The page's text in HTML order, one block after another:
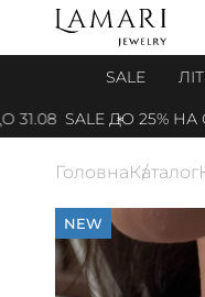
SALE
SALE ДО 25% НА
ГоловнаКаталог
NEW